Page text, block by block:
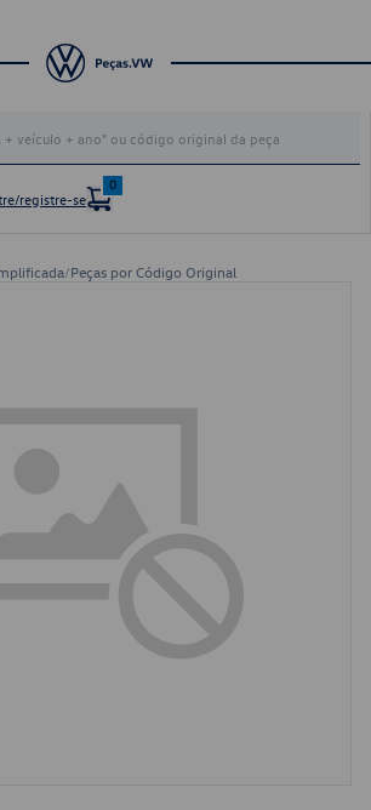
registre-se
0
/Peças por Código Original